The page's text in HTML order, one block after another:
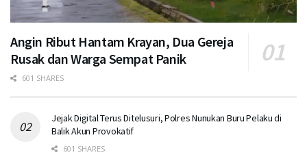
Angin Ribut Hantam Krayan, Dua Gereja
Rusak dan Warga Sempat Panik
601 SHARES
Jejak Digital Terus Ditelusuri, Polres Nunukan Buru Pelaku di
Balik Akun Provokatif
601 SHARES